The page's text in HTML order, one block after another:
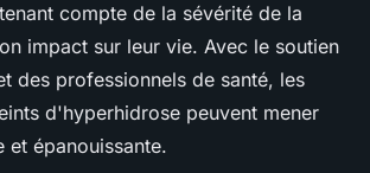
compte de la sévérité de la
impact sur leur vie. Avec le soutien
des professionnels de santé, les
d'hyperhidrose peuvent mener
et épanouissante.